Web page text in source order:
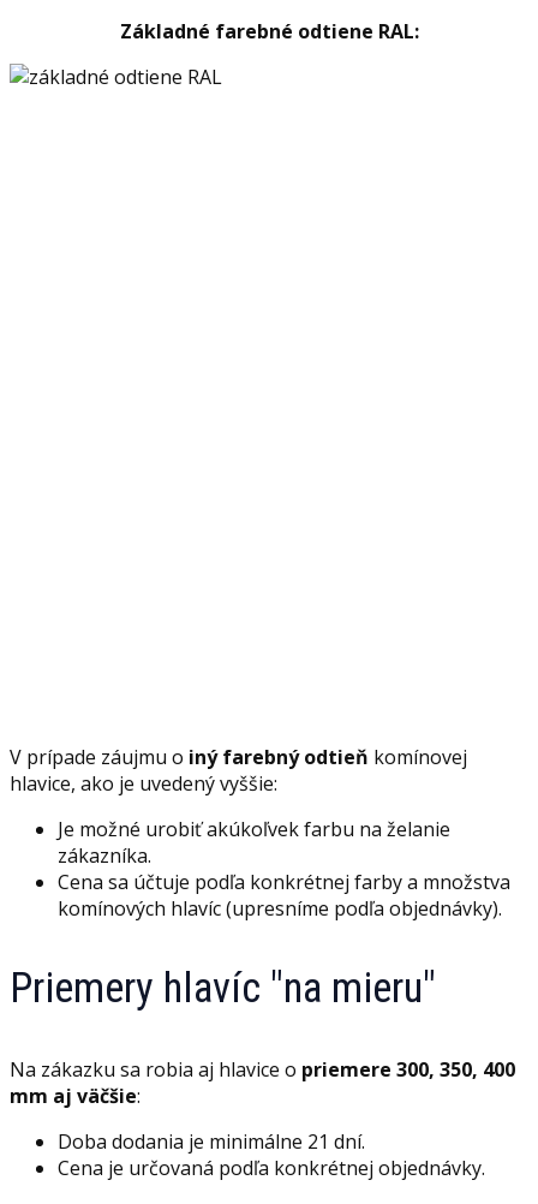
Základné farebné odtiene RAL:
V prípade záujmu o iný farebný odtieň komínovej
hlavice, ako je uvedený vyššie:
Je možné urobiť akúkoľvek farbu na želanie
zákazníka.
Cena sa účtuje podľa konkrétnej farby a množstva
komínových hlavíc (upresníme podľa objednávky).
Priemery hlavíc "na mieru"
Na zákazku sa robia aj hlavice o priemere 300, 350, 400
mm aj väčšie:
Doba dodania je minimálne 21 dní.
Cena je určovaná podľa konkrétnej objednávky.